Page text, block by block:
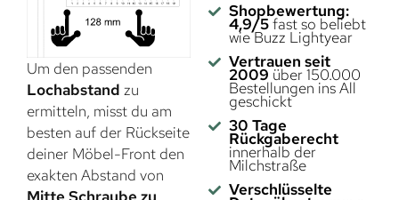
Um den passenden
Lochabstand zu
ermitteln, misst du am
besten auf der Rückseite
deiner Möbel-Front den
exakten Abstand von
Shopbewertung:
4,9/5fast so beliebt
wie Buzz Lightyear
Vertrauen seit
2009 über 150.000
Bestellungen ins All
geschickt
30 Tage
Rückgaberecht
innerhalb der
Milchstraße
Verschlüsselte